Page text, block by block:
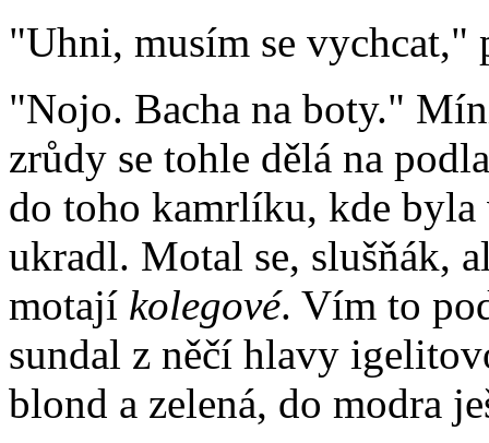
"Uhni, musím se vychcat,"
"Nojo. Bacha na boty."
zrůdy se tohle dělá na
do toho kamrlíku, kde
ukradl. Motal se, slušňák,
motají kolegové. Vím to
sundal z něčí hlavy
blond a zelená, do modra